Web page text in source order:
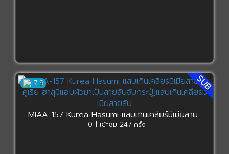
7.9 SUB
MIAA-157 Kurea Hasumi แสบเกินเคลียร์มีเมียสาย..
[ 0 ] เข้าชม 247 ครั้ง